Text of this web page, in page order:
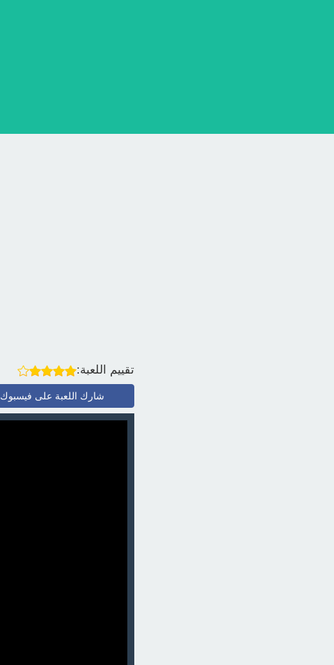
تقييم اللعبة:
شارك اللعبة على فيسبوك